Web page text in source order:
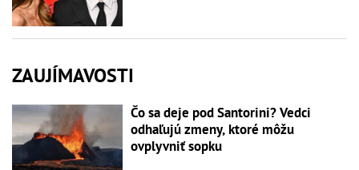
ZAUJÍMAVOSTI
Čo sa deje pod Santorini? Vedci
odhaľujú zmeny, ktoré môžu
ovplyvniť sopku